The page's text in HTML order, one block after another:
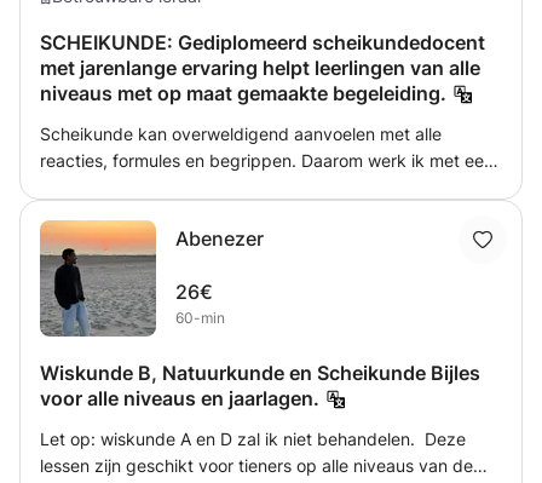
SCHEIKUNDE: Gediplomeerd scheikundedocent
met jarenlange ervaring helpt leerlingen van alle
niveaus met op maat gemaakte begeleiding.
Scheikunde kan overweldigend aanvoelen met alle
reacties, formules en begrippen. Daarom werk ik met een
basisprincipes en bouwen vandaar uit naar complexere
toepassingen. Tijdens de les maak je actief oefenopgaven
terwijl ik direct feedback geef en misverstanden corrigeer.
Ik leer je niet alleen hoe je berekeningen maakt, maar
patronen herkent. Deze aanpak zorgt ervoor dat je
scheikunde niet meer als een verzameling losse feiten
Geschikt voor MBO, HAVO en VWO, zowel online als op
Abenezer
26€
60-min
Wiskunde B, Natuurkunde en Scheikunde Bijles
voor alle niveaus en jaarlagen.
Let op: wiskunde A en D zal ik niet behandelen. Deze
lessen zijn geschikt voor tieners op alle niveaus van de